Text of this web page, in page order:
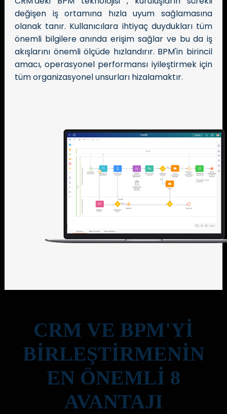
değişen iş ortamına hızla uyum sağlamasına
olanak tanır. Kullanıcılara ihtiyaç duydukları tüm
önemli bilgilere anında erişim sağlar ve bu da iş
akışlarını önemli ölçüde hızlandırır. BPM'in birincil
amacı, operasyonel performansı iyileştirmek için
tüm organizasyonel unsurları hizalamaktır.
CRM VE BPM'Yİ
BİRLEŞTİRMENİN
EN ÖNEMLİ 8
AVANTAJI